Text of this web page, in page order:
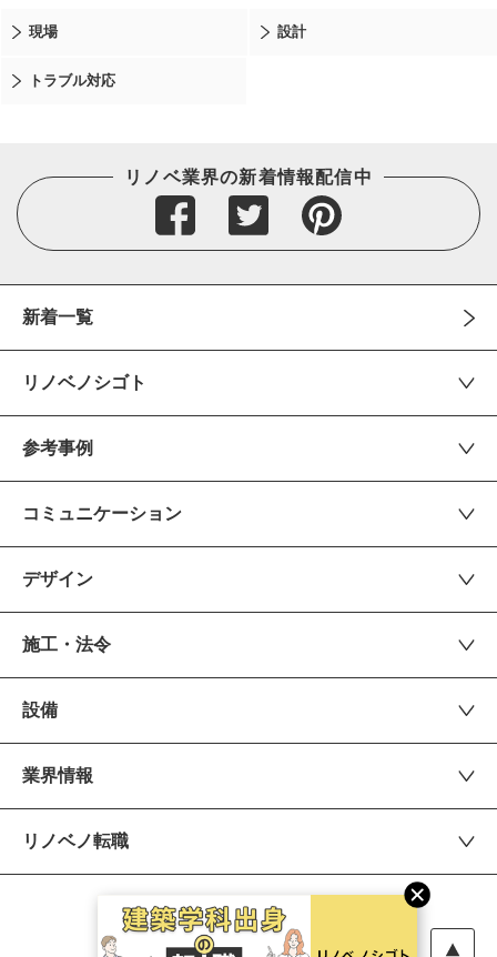
現場 設計
トラブル対応
リノベ業界の新着情報配信中
新着一覧
リノベノシゴト
参考事例
コミュニケーション
デザイン
施工・法令
設備
業界情報
リノベノ転職